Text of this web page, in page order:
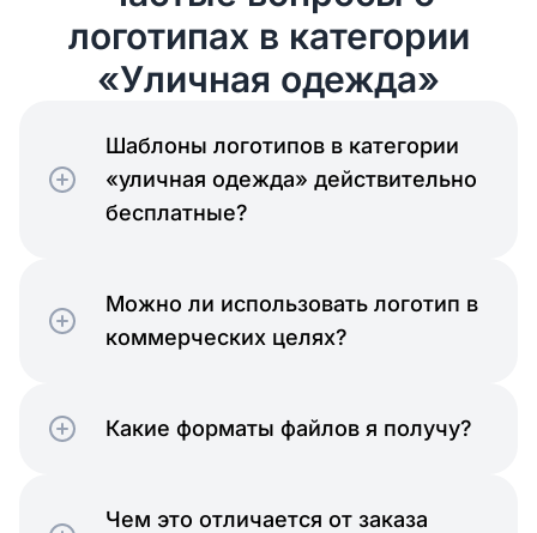
логотипах в категории
«Уличная одежда»
Шаблоны логотипов в категории
«уличная одежда» действительно
бесплатные?
Можно ли использовать логотип в
коммерческих целях?
Какие форматы файлов я получу?
Чем это отличается от заказа